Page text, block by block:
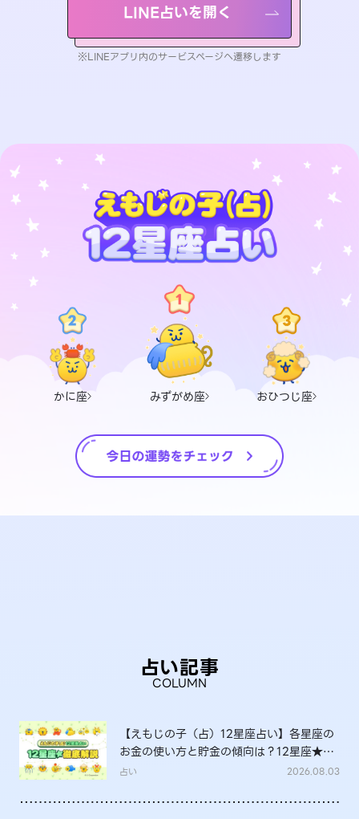
LINE占いを開く
※LINEアプリ内のサービスページへ遷移します
かに座 みずがめ座 おひつじ座
占い記事
COLUMN
【えもじの子（占）12星座占い】各星座の
お金の使い方と貯金の傾向は？12星座★徹
底解説
占い 2026.08.03